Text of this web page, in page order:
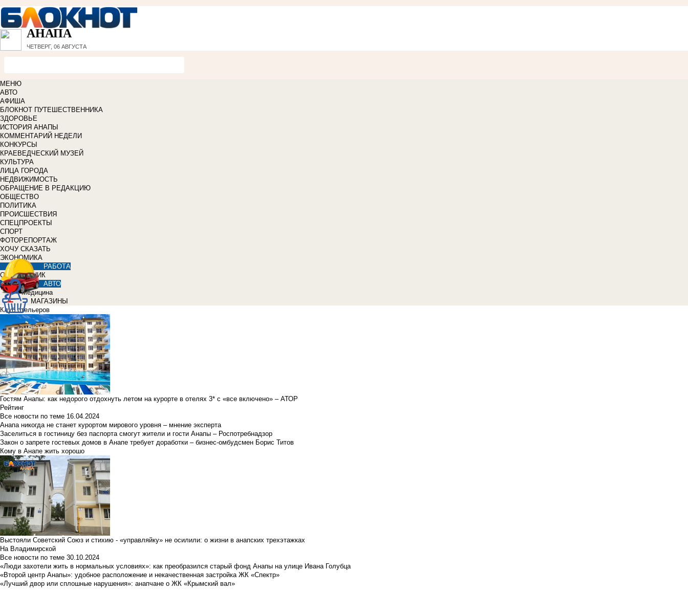
АНАПА
ЧЕТВЕРГ, 06 АВГУСТА
МЕНЮ
АВТО
АФИША
БЛОКНОТ ПУТЕШЕСТВЕННИКА
ЗДОРОВЬЕ
ИСТОРИЯ АНАПЫ
КОММЕНТАРИЙ НЕДЕЛИ
КОНКУРСЫ
КРАЕВЕДЧЕСКИЙ МУЗЕЙ
КУЛЬТУРА
ЛИЦА ГОРОДА
НЕДВИЖИМОСТЬ
ОБРАЩЕНИЕ В РЕДАКЦИЮ
ОБЩЕСТВО
ПОЛИТИКА
ПРОИСШЕСТВИЯ
СПЕЦПРОЕКТЫ
СПОРТ
ФОТОРЕПОРТАЖ
ХОЧУ СКАЗАТЬ
ЭКОНОМИКА
РАБОТА
СПРАВОЧНИК
АВТО
Медицина
МАГАЗИНЫ
Клуб отельеров
Гостям Анапы: как недорого отдохнуть летом на курорте в отелях 3* с «все включено» – АТОР
Рейтинг
Все новости по теме 16.04.2024
Анапа никогда не станет курортом мирового уровня – мнение эксперта
Заселиться в гостиницу без паспорта смогут жители и гости Анапы – Роспотребнадзор
Закон о запрете гостевых домов в Анапе требует доработки – бизнес-омбудсмен Борис Титов
Кому в Анапе жить хорошо
Выстояли Советский Союз и стихию - «управляйку» не осилили: о жизни в анапских трехэтажках
На Владимирской
Все новости по теме 30.10.2024
«Люди захотели жить в нормальных условиях»: как преобразился старый фонд Анапы на улице Ивана Голубца
«Второй центр Анапы»: удобное расположение и некачественная застройка ЖК «Спектр»
«Лучший двор или сплошные нарушения»: анапчане о ЖК «Крымский вал»